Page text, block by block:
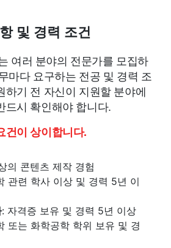
및 경력 조건
여러 분야의 전문가를 모집하
마다 요구하는 전공 및 경력 조
하기 전 자신이 지원할 분야에
드시 확인해야 합니다.
건이 상이합니다.
의 콘텐츠 제작 경험
관련 학사 이상 및 경력 5년 이
: 자격증 보유 및 경력 5년 이상
또는 화학공학 학위 보유 및 경